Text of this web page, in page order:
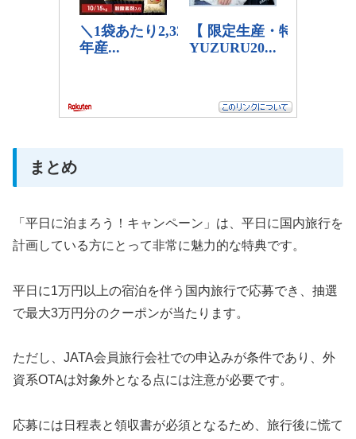
まとめ
「平日に泊まろう！キャンペーン」は、平日に国内旅行を
計画している方にとって非常に魅力的な特典です。
平日に1万円以上の宿泊を伴う国内旅行で応募でき、抽選
で最大3万円分のクーポンが当たります。
ただし、JATA会員旅行会社での申込みが条件であり、外
資系OTAは対象外となる点には注意が必要です。
応募には日程表と領収書が必須となるため、旅行後に慌て